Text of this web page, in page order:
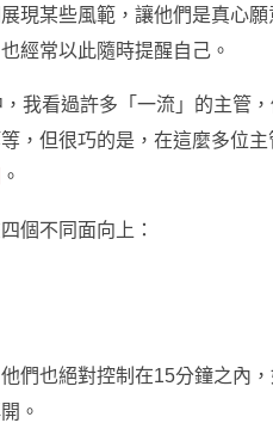
現某些風範，讓他們是真心
經常以此隨時提醒自己。
我看過許多「一流」的主管
，但很巧的是，在這麼多位
。
個不同面向上：
們也絕對控制在15分鐘之內
。